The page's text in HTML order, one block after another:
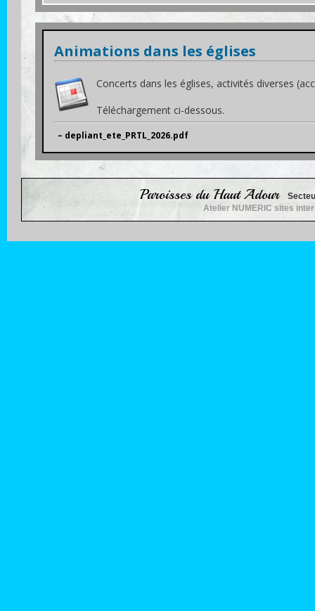
Animations dans les églises
Concerts dans les églises, activités diverses
Téléchargement ci-dessous.
– depliant_ete_PRTL_2026.pdf
Paroisses du Haut Adour
Atelier NUMERIC sites